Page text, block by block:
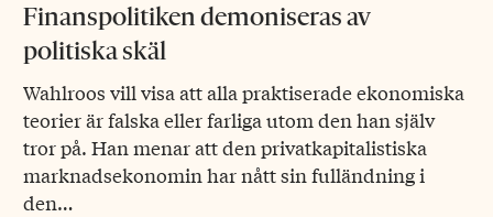
Finanspolitiken demoniseras av
politiska skäl
Wahlroos vill visa att alla praktiserade ekonomiska
teorier är falska eller farliga utom den han själv
tror på. Han menar att den privatkapitalistiska
marknadsekonomin har nått sin fulländning i
den…